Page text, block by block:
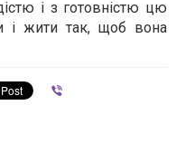
і з готовністю цю
і жити так, щоб вона